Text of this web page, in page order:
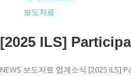
보도자료
[2025 ILS]
NEWS 보도자료 업계소식 [2025 ILS]